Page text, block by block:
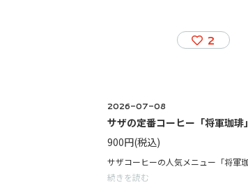
2
2026-07-08
サザの定番コーヒー「将軍珈琲」
900円(税込)
続きを読む